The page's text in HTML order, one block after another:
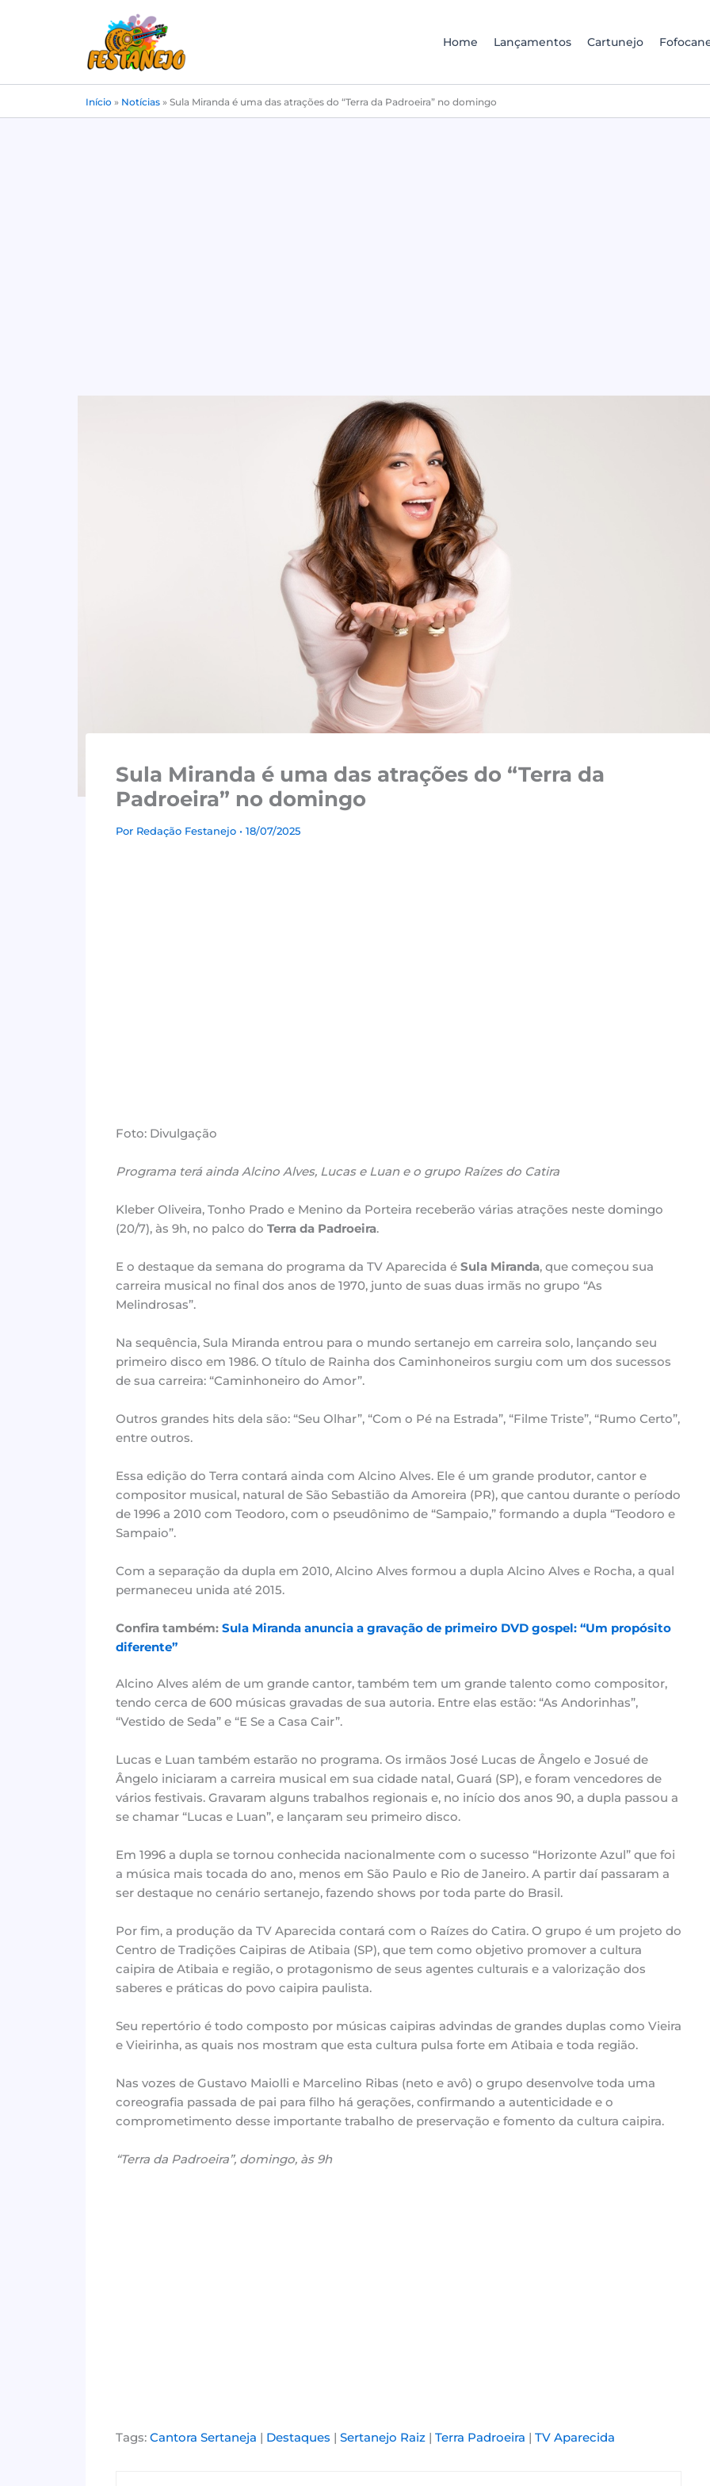
Home Lançamentos Cartunejo
Início » Notícias » Sula Miranda é uma das atrações do “Terra da Padroeira” no domingo
Sula Miranda é uma das atrações do “Terra da
Padroeira” no domingo
Por Redação Festanejo • 18/07/2025
Foto: Divulgação
Programa terá ainda Alcino Alves, Lucas e Luan e o grupo Raízes do Catira
Kleber Oliveira, Tonho Prado e Menino da Porteira receberão várias atrações neste domingo
(20/7), às 9h, no palco do Terra da Padroeira.
E o destaque da semana do programa da TV Aparecida é Sula Miranda, que começou sua
carreira musical no final dos anos de 1970, junto de suas duas irmãs no grupo “As
Melindrosas”.
Na sequência, Sula Miranda entrou para o mundo sertanejo em carreira solo, lançando seu
primeiro disco em 1986. O título de Rainha dos Caminhoneiros surgiu com um dos sucessos
de sua carreira: “Caminhoneiro do Amor”.
Outros grandes hits dela são: “Seu Olhar”, “Com o Pé na Estrada”, “Filme Triste”, “Rumo Certo”,
entre outros.
Essa edição do Terra contará ainda com Alcino Alves. Ele é um grande produtor, cantor e
compositor musical, natural de São Sebastião da Amoreira (PR), que cantou durante o período
de 1996 a 2010 com Teodoro, com o pseudônimo de “Sampaio,” formando a dupla “Teodoro e
Sampaio”.
Com a separação da dupla em 2010, Alcino Alves formou a dupla Alcino Alves e Rocha, a qual
permaneceu unida até 2015.
Confira também: Sula Miranda anuncia a gravação de primeiro DVD gospel: “Um propósito
diferente”
Alcino Alves além de um grande cantor, também tem um grande talento como compositor,
tendo cerca de 600 músicas gravadas de sua autoria. Entre elas estão: “As Andorinhas”,
“Vestido de Seda” e “E Se a Casa Cair”.
Lucas e Luan também estarão no programa. Os irmãos José Lucas de Ângelo e Josué de
Ângelo iniciaram a carreira musical em sua cidade natal, Guará (SP), e foram vencedores de
vários festivais. Gravaram alguns trabalhos regionais e, no início dos anos 90, a dupla passou a
se chamar “Lucas e Luan”, e lançaram seu primeiro disco.
Em 1996 a dupla se tornou conhecida nacionalmente com o sucesso “Horizonte Azul” que foi
a música mais tocada do ano, menos em São Paulo e Rio de Janeiro. A partir daí passaram a
ser destaque no cenário sertanejo, fazendo shows por toda parte do Brasil.
Por fim, a produção da TV Aparecida contará com o Raízes do Catira. O grupo é um projeto do
Centro de Tradições Caipiras de Atibaia (SP), que tem como objetivo promover a cultura
caipira de Atibaia e região, o protagonismo de seus agentes culturais e a valorização dos
saberes e práticas do povo caipira paulista.
Seu repertório é todo composto por músicas caipiras advindas de grandes duplas como Vieira
e Vieirinha, as quais nos mostram que esta cultura pulsa forte em Atibaia e toda região.
Nas vozes de Gustavo Maiolli e Marcelino Ribas (neto e avô) o grupo desenvolve toda uma
coreografia passada de pai para filho há gerações, confirmando a autenticidade e o
comprometimento desse importante trabalho de preservação e fomento da cultura caipira.
“Terra da Padroeira”, domingo, às 9h
Tags: Cantora Sertaneja | Destaques | Sertanejo Raiz| Terra Padroeira | TV Aparecida